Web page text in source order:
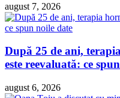
august 7, 2026
După 25 de ani,
este reevaluată: ce
august 6, 2026